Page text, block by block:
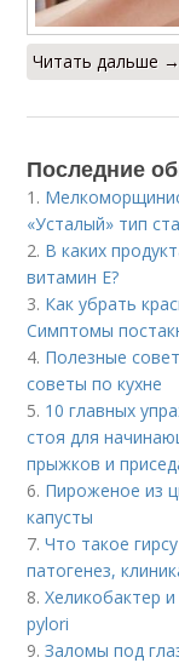
Читать дальше →
Последние
1.
«Усталый» тип
2. В каких
витамин Е?
3. Как убрать
Симптомы
4. Полезные
советы по кухне
5. 10 главных
стоя для
прыжков и
6. Пироженое из
капусты
7.Что такое
патогенез,
8.Хеликобактер
pylori
9.Заломы под